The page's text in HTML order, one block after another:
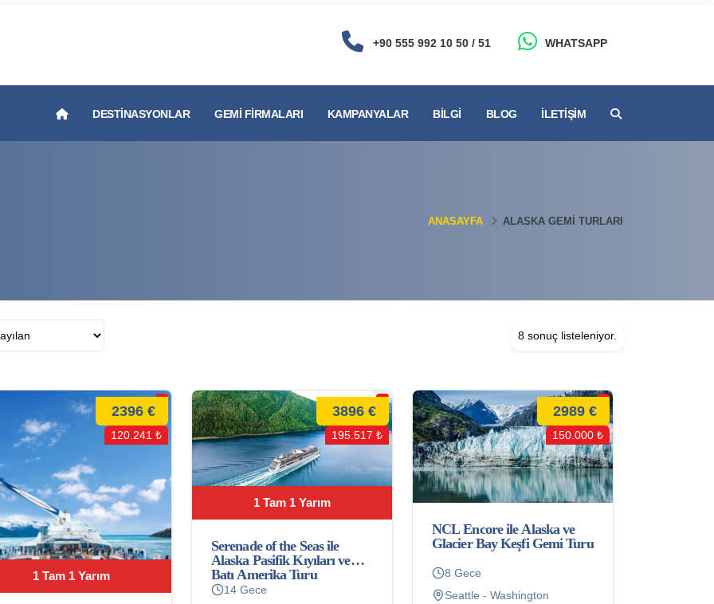
+90 555 992 10 50 / 51 WHATSAPP
DESTINASYONLAR GEMI FIRMALARI KAMPANYALAR BILGI BLOG İLETIŞIM
ANASAYFA ALASKA GEMI TURLARI
8 sonuç listeleniyor.
1 Tam 1 Yarım
2396 €
120.241 ₺
1 Tam 1 Yarım
3896 €
195.517 ₺
Serenade of the Seas ile
Alaska Pasifik Kıyıları ve
Batı Amerika Turu
14 Gece
2989 €
150.000 ₺
NCL Encore ile Alaska ve
Glacier Bay Keşfi Gemi Turu
8 Gece
Seattle - Washington